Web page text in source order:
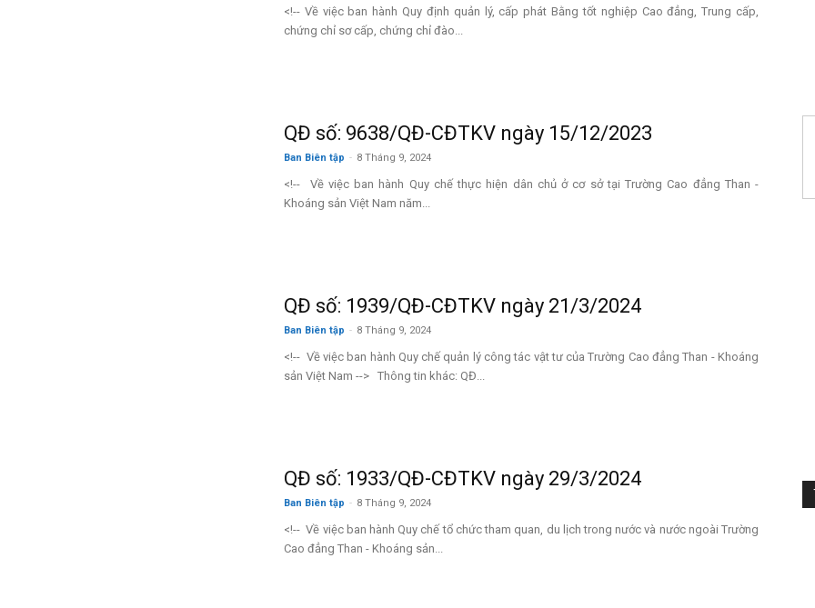
<!-- Về việc ban hành Quy định quản lý, cấp phát Bằng tốt nghiệp Cao đẳng, Trung cấp,
chứng chỉ sơ cấp, chứng chỉ đào...
QĐ số: 9638/QĐ-CĐTKV ngày 15/12/2023
Ban Biên tập - 8 Tháng 9, 2024
<!-- Về việc ban hành Quy chế thực hiện dân chủ ở cơ sở tại Trường Cao đẳng Than -
Khoáng sản Việt Nam năm...
QĐ số: 1939/QĐ-CĐTKV ngày 21/3/2024
Ban Biên tập - 8 Tháng 9, 2024
<!-- Về việc ban hành Quy chế quản lý công tác vật tư của Trường Cao đẳng Than - Khoáng
sản Việt Nam --> Thông tin khác: QĐ...
QĐ số: 1933/QĐ-CĐTKV ngày 29/3/2024
Ban Biên tập - 8 Tháng 9, 2024
<!-- Về việc ban hành Quy chế tổ chức tham quan, du lịch trong nước và nước ngoài Trường
Cao đẳng Than - Khoáng sản...